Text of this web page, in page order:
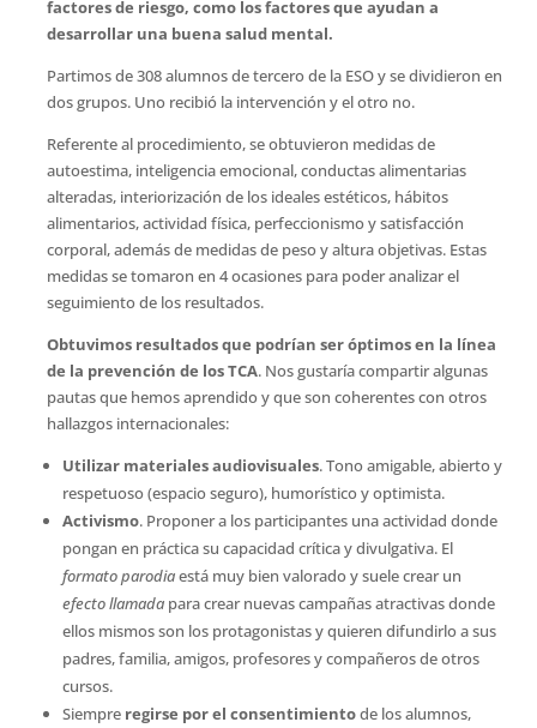
factores de riesgo, como los factores que ayudan a
desarrollar una buena salud mental.
Partimos de 308 alumnos de tercero de la ESO y se dividieron en
dos grupos. Uno recibió la intervención y el otro no.
Referente al procedimiento, se obtuvieron medidas de
autoestima, inteligencia emocional, conductas alimentarias
alteradas, interiorización de los ideales estéticos, hábitos
alimentarios, actividad física, perfeccionismo y satisfacción
corporal, además de medidas de peso y altura objetivas. Estas
medidas se tomaron en 4 ocasiones para poder analizar el
seguimiento de los resultados.
Obtuvimos resultados que podrían ser óptimos en la línea
de la prevención de los TCA. Nos gustaría compartir algunas
pautas que hemos aprendido y que son coherentes con otros
hallazgos internacionales:
Utilizar materiales audiovisuales. Tono amigable, abierto y
respetuoso (espacio seguro), humorístico y optimista.
Activismo. Proponer a los participantes una actividad donde
pongan en práctica su capacidad crítica y divulgativa. El
formato parodiaestá muy bien valorado y suele crear un
efecto llamadapara crear nuevas campañas atractivas donde
ellos mismos son los protagonistas y quieren difundirlo a sus
padres, familia, amigos, profesores y compañeros de otros
cursos.
Siempre regirse por el consentimientode los alumnos,